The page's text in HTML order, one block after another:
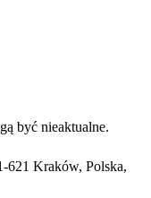
być nieaktualne.
621 Kraków, Polska,